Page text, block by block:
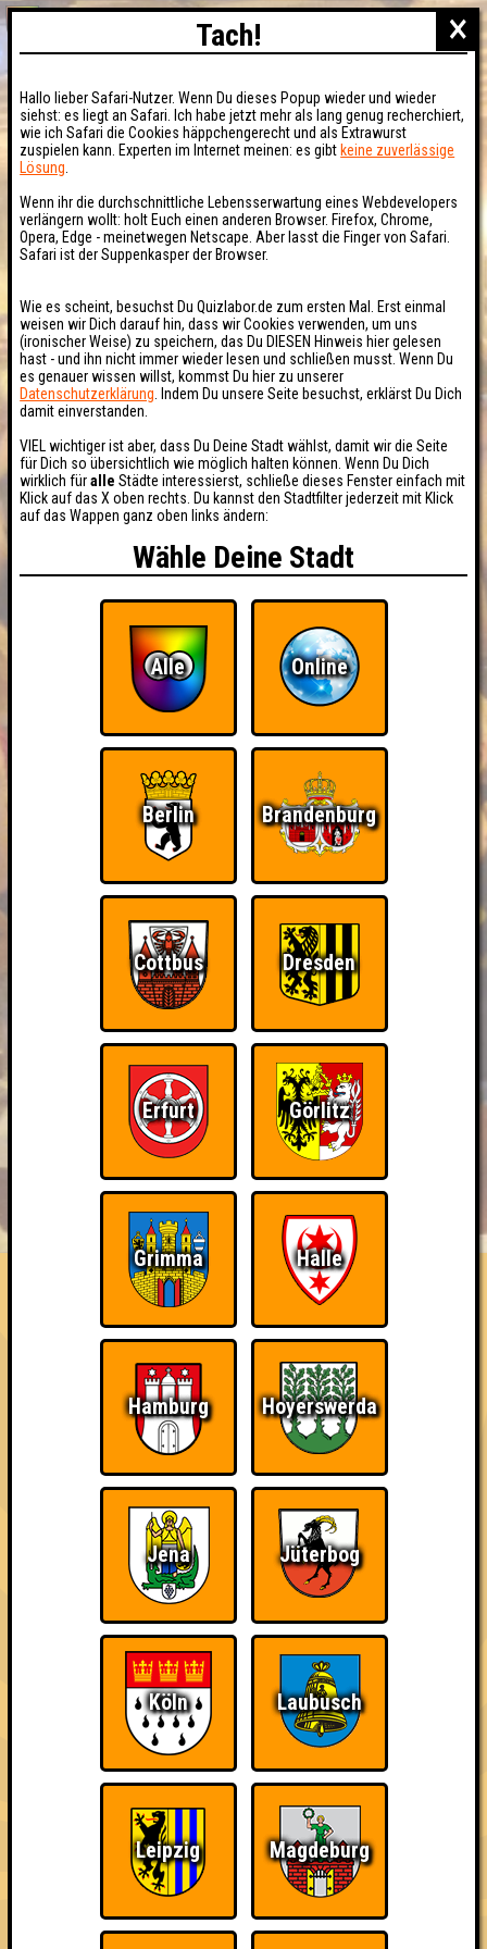
HIGHSCORE RESERVIERUNG
FAQ ÜBER UNS
QUIZLABOR Online #60
...egal! · 14.03.2025 · Online
Angemeldete Teams
1. Ultimative Spielecrew
17
16 33
2. Die Beachritter von Ni
14 18 32
3. Kopfsalat in Dauerschleife
14 15 29
×
Tach!
Hallo lieber Safari-Nutzer. Wenn Du dieses Popup wieder und wieder
siehst: es liegt an Safari. Ich habe jetzt mehr als lang genug recherchiert,
wie ich Safari die Cookies häppchengerecht und als Extrawurst
zuspielen kann. Experten im Internet meinen: es gibt keine zuverlässige
Lösung
Wenn ihr die durchschnittliche Lebensserwartung eines Webdevelopers
verlängern wollt: holt Euch einen anderen Browser. Firefox, Chrome,
Opera, Edge - meinetwegen Netscape. Aber lasst die Finger von Safari.
Safari ist der Suppenkasper der Browser.
Wie es scheint, besuchst Du Quizlabor.de zum ersten Mal. Erst einmal
weisen wir Dich darauf hin, dass wir Cookies verwenden, um uns
(ironischer Weise) zu speichern, das Du DIESEN Hinweis hier gelesen
hast - und ihn nicht immer wieder lesen und schließen musst. Wenn Du
es genauer wissen willst, kommst Du hier zu unserer
Datenschutzerklärung . Indem Du unsere Seite besuchst, erklärst Du Dich
damit einverstanden.
VIEL wichtiger ist aber, dass Du Deine Stadt wählst, damit wir die Seite
für Dich so übersichtlich wie möglich halten können. Wenn Du Dich
wirklich füralle Städte interessierst, schließe dieses Fenster einfach mit
Klick auf das X oben rechts. Du kannst den Stadtfilter jederzeit mit Klick
auf das Wappen ganz oben links ändern:
Wähle Deine Stadt
Alle Online
Berlin Brandenburg
Cottbus Dresden
Erfurt Görlitz
Grimma Halle
Hamburg Hoyerswerda
Jena Jüterbog
Köln Laubusch
Leipzig Magdeburg